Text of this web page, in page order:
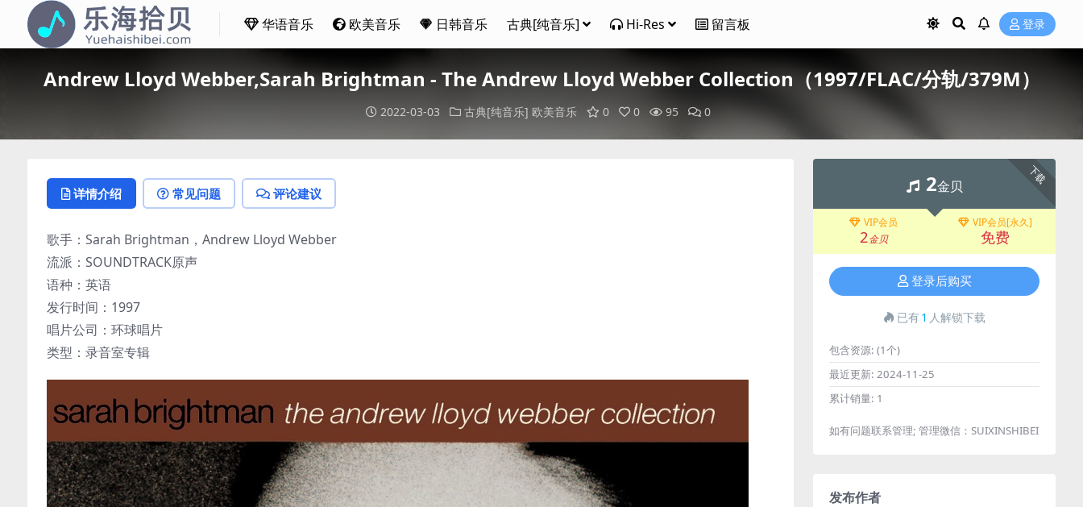
华语音乐 欧美音乐 日韩音乐 古典[纯音乐] Hi-Res 留言板 登录
Andrew Lloyd Webber,Sarah Brightman - The Andrew Lloyd Webber Collection（1997/FLAC/分轨/379M）
2022-03-03 古典[纯音乐] 欧美音乐 0 0 95 0
详情介绍 常见问题 评论建议
歌手：Sarah Brightman，Andrew Lloyd Webber
流派：SOUNDTRACK原声
语种：英语
发行时间：1997
唱片公司：环球唱片
类型：录音室专辑
下载
2金贝
VIP会员
2金贝
VIP会员[永久]
免费
登录后购买
已有1 人解锁下载
包含资源: (1个)
最近更新: 2024-11-25
累计销量: 1
如有问题联系管理; 管理微信：SUIXINSHIBEI
发布作者